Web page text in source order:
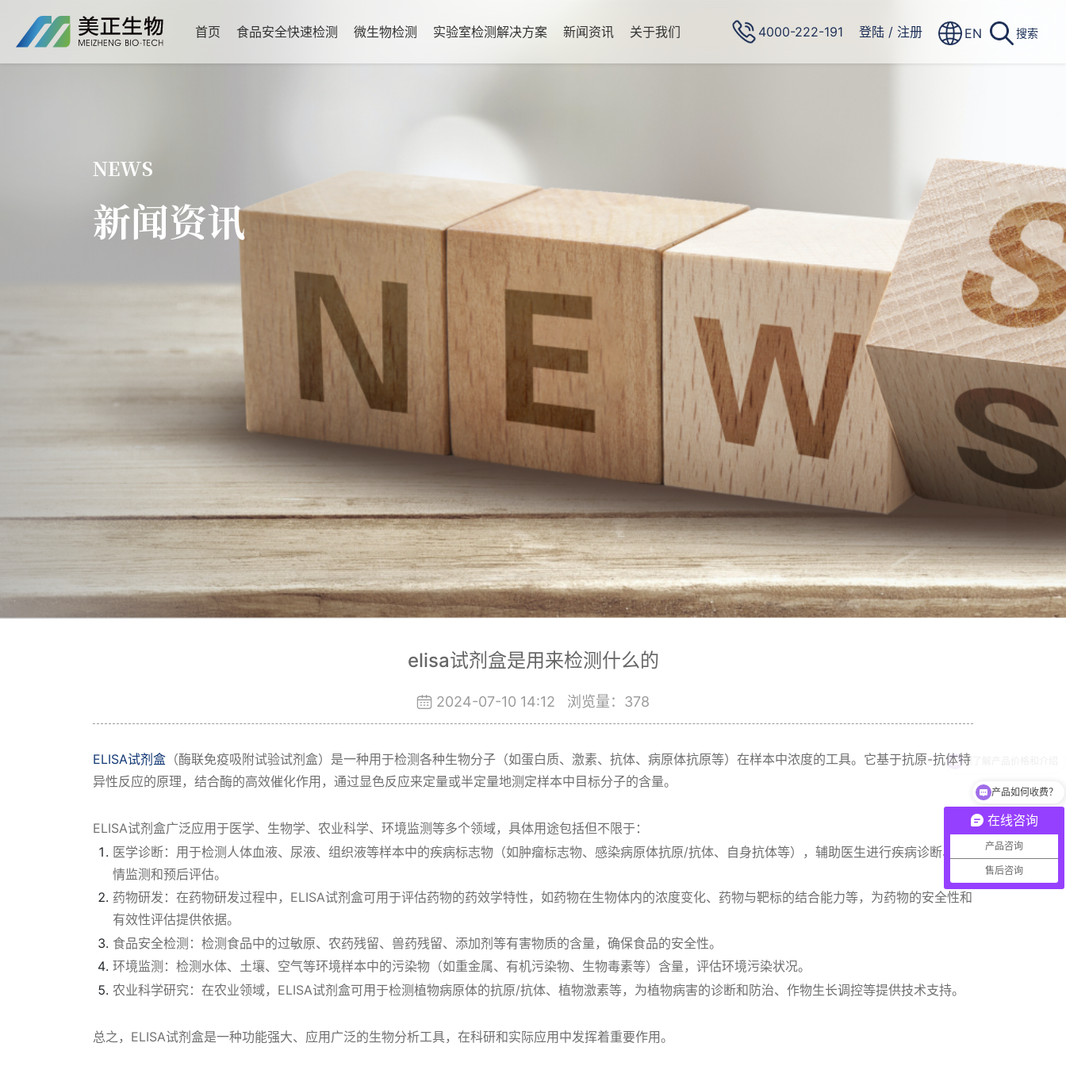
首页 食品安全快速检测 微生物检测 实验室检测解决方案 新闻资讯 关于我们 4000-222-191 登陆 / 注册 EN 搜索
NEWS
新闻资讯
elisa试剂盒是用来检测什么的
2024-07-10 14:12 浏览量： 378
ELISA试剂盒 （酶联免疫吸附试验试剂盒）是一种用于检测各种生物分子（如蛋白质、激素、抗体、病原体抗原等）在样本中浓度的工具。它基于抗原-抗体特
异性反应的原理，结合酶的高效催化作用，通过显色反应来定量或半定量地测定样本中目标分子的含量。
ELISA试剂盒广泛应用于医学、生物学、农业科学、环境监测等多个领域，具体用途包括但不限于：
医学诊断：用于检测人体血液、尿液、组织液等样本中的疾病标志物（如肿瘤标志物、感染病原体抗原/抗体、自身抗体等），辅助医生进行疾病诊断、病
情监测和预后评估。
药物研发：在药物研发过程中，ELISA试剂盒可用于评估药物的药效学特性，如药物在生物体内的浓度变化、药物与靶标的结合能力等，为药物的安全性和
有效性评估提供依据。
食品安全检测：检测食品中的过敏原、农药残留、兽药残留、添加剂等有害物质的含量，确保食品的安全性。
环境监测：检测水体、土壤、空气等环境样本中的污染物（如重金属、有机污染物、生物毒素等）含量，评估环境污染状况。
农业科学研究：在农业领域，ELISA试剂盒可用于检测植物病原体的抗原/抗体、植物激素等，为植物病害的诊断和防治、作物生长调控等提供技术支持。
总之，ELISA试剂盒是一种功能强大、应用广泛的生物分析工具，在科研和实际应用中发挥着重要作用。
在线咨询
产品咨询
售后咨询
产品如何收费？